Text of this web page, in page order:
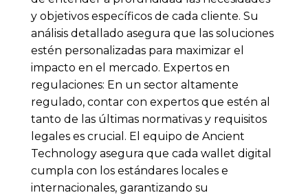
y objetivos específicos de cada cliente. Su
análisis detallado asegura que las soluciones
estén personalizadas para maximizar el
impacto en el mercado. Expertos en
regulaciones: En un sector altamente
regulado, contar con expertos que estén al
tanto de las últimas normativas y requisitos
legales es crucial. El equipo de Ancient
Technology asegura que cada wallet digital
cumpla con los estándares locales e
internacionales, garantizando su